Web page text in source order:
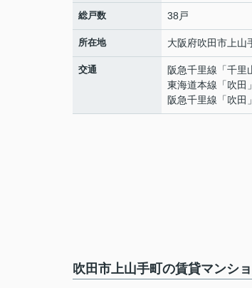
総戸数 38戸
所在地 大阪府吹田市 上山
交通 阪急千里線 「千里
東海道本線 「吹田
阪急千里線 「吹田
吹田市上山手町の賃貸マンシ